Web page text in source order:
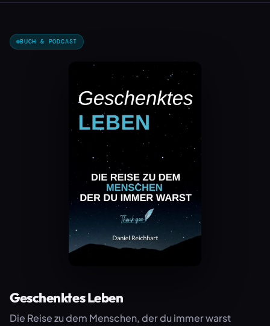
BUCH & PODCAST
Geschenktes Leben
Die Reise zu dem Menschen, der du immer warst